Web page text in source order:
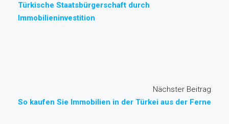
Türkische Staatsbürgerschaft durch
Immobilieninvestition
Nächster Beitrag
So kaufen Sie Immobilien in der Türkei aus der Ferne